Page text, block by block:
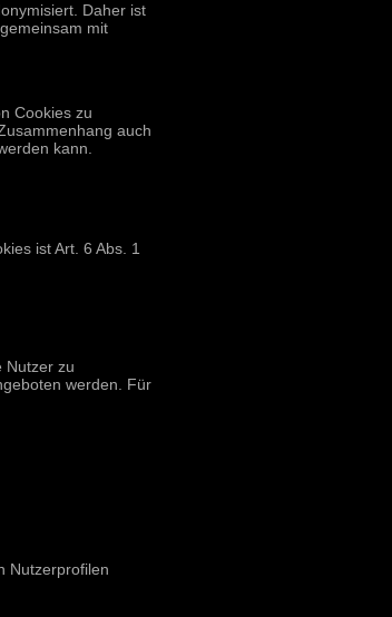
Daher ist
mit
Cookies zu
auch
kann.
ist Art. 6 Abs. 1
Nutzer zu
werden. Für
Nutzerprofilen